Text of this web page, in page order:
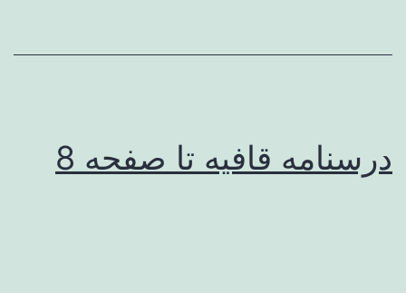
درسنامه قافیه تا صفحه 8